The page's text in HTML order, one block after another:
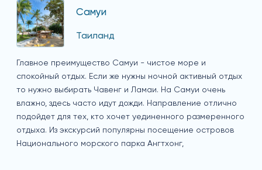
Самуи
Таиланд
Главное преимущество Самуи - чистое море и
спокойный отдых. Если же нужны ночной активный отдых
то нужно выбирать Чавенг и Ламаи. На Самуи очень
влажно, здесь часто идут дожди. Направление отлично
подойдет для тех, кто хочет уединенного размеренного
отдыха. Из экскурсий популярны посещение островов
Национального морского парка Ангтхонг,